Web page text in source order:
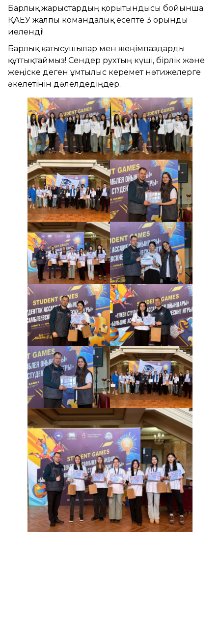
Барлық жарыстардың қорытындысы бойынша
ҚАЕУ жалпы командалық есепте 3 орынды
иеленді!
Барлық қатысушылар мен жеңімпаздарды
құттықтаймыз! Сендер рухтың күші, бірлік және
жеңіске деген ұмтылыс керемет нәтижелерге
әкелетінін дәлелдедіңдер.